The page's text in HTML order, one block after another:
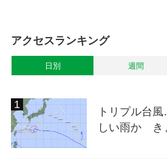
アクセスランキング
日別 週間
トリプル台
しい雨か き